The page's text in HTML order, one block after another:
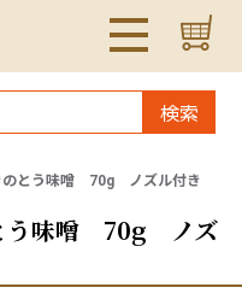
検索
とう味噌 70g ノズル付き
う味噌 70g ノズ